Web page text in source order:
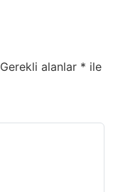
Gerekli alanlar * ile